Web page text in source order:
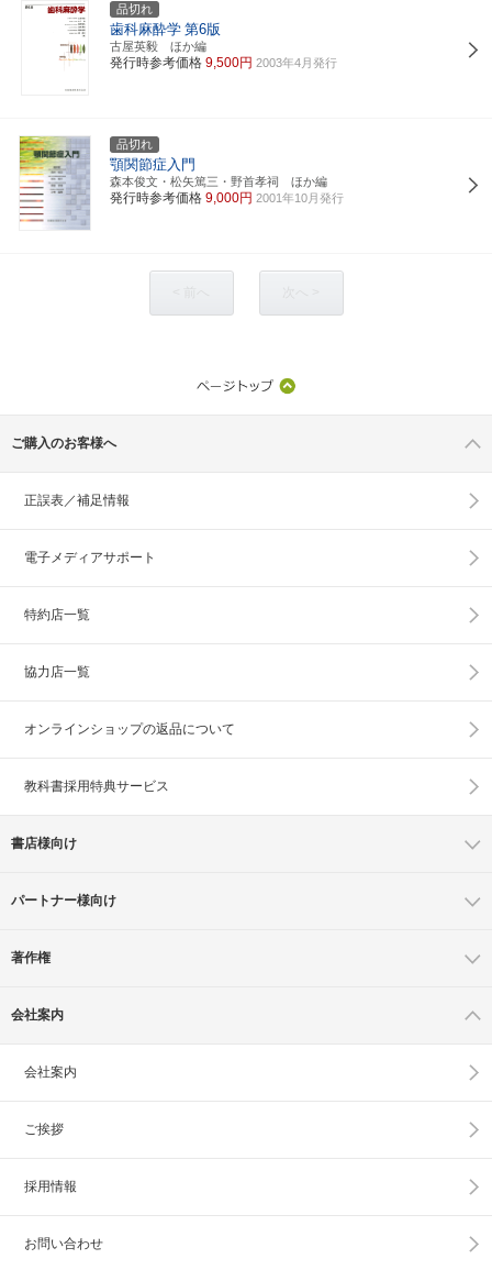
品切れ
歯科麻酔学 第6版
古屋英毅 ほか編
発行時参考価格 9,500円 2003年4月発行
品切れ
顎関節症入門
森本俊文・松矢篤三・野首孝祠 ほか編
発行時参考価格 9,000円 2001年10月発行
ご購入のお客様へ
正誤表／補足情報
電子メディアサポート
特約店一覧
協力店一覧
オンラインショップの返品について
教科書採用特典サービス
書店様向け
パートナー様向け
著作権
会社案内
会社案内
ご挨拶
採用情報
お問い合わせ